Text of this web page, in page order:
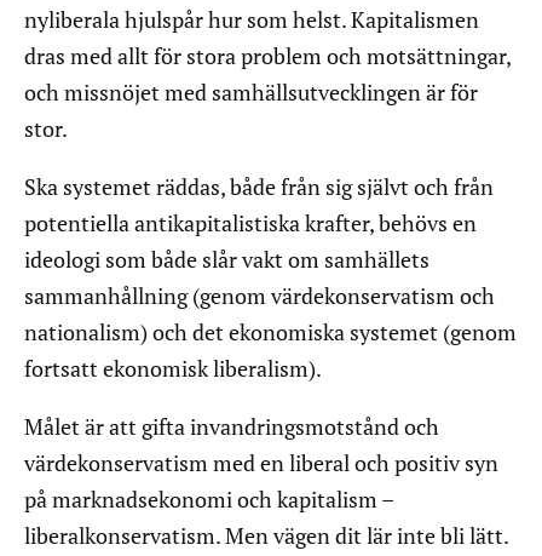
nyliberala hjulspår hur som helst. Kapitalismen
dras med allt för stora problem och motsättningar,
och missnöjet med samhällsutvecklingen är för
stor.
Ska systemet räddas, både från sig självt och från
potentiella antikapitalistiska krafter, behövs en
ideologi som både slår vakt om samhällets
sammanhållning (genom värdekonservatism och
nationalism) och det ekonomiska systemet (genom
fortsatt ekonomisk liberalism).
Målet är att gifta invandringsmotstånd och
värdekonservatism med en liberal och positiv syn
på marknadsekonomi och kapitalism –
liberalkonservatism. Men vägen dit lär inte bli lätt.